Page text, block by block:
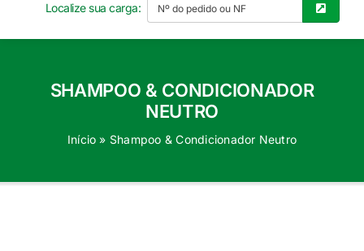
Produtos
Documentos
Blog
Localize sua carga:
SHAMPOO & CONDICIONADOR
NEUTRO
Início » Shampoo & Condicionador Neutro